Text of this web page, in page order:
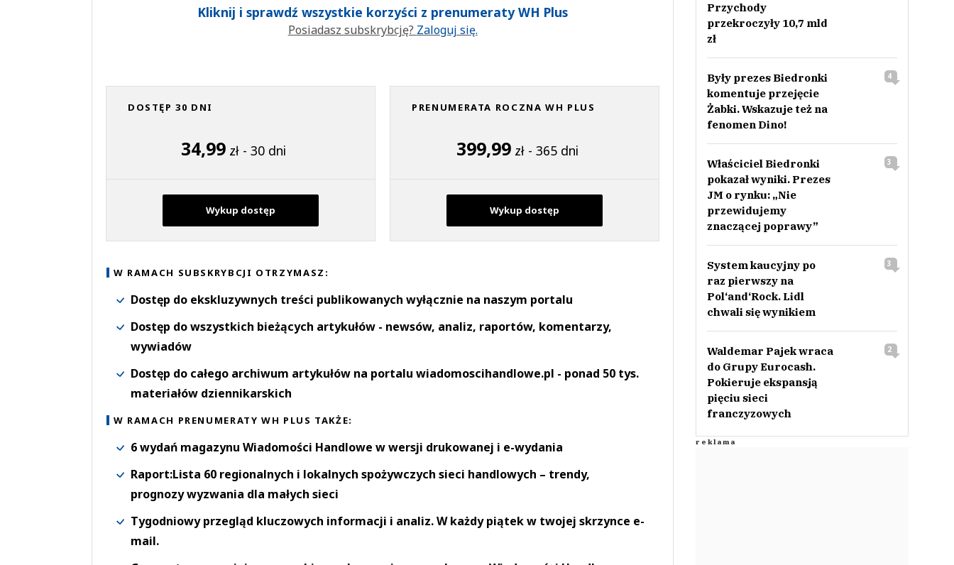
Kliknij i sprawdź wszystkie korzyści z prenumeraty WH Plus
Posiadasz subskrybcję? Zaloguj się.
DOSTĘP 30 DNI
34,99 zł - 30 dni
Wykup dostęp
PRENUMERATA ROCZNA WH PLUS
399,99 zł - 365 dni
Wykup dostęp
W RAMACH SUBSKRYBCJI OTRZYMASZ:
Dostęp do ekskluzywnych treści publikowanych wyłącznie na naszym portalu
Dostęp do wszystkich bieżących artykułów - newsów, analiz, raportów, komentarzy,
wywiadów
Dostęp do całego archiwum artykułów na portalu wiadomoscihandlowe.pl - ponad 50 tys.
materiałów dziennikarskich
W RAMACH PRENUMERATY WH PLUS TAKŻE:
6 wydań magazynu Wiadomości Handlowe w wersji drukowanej i e-wydania
Raport:Lista 60 regionalnych i lokalnych spożywczych sieci handlowych – trendy,
prognozy wyzwania dla małych sieci
Tygodniowy przegląd kluczowych informacji i analiz. W każdy piątek w twojej skrzynce e-
mail.
Przychody
przekroczyły 10,7 mld
zł
Były prezes Biedronki
komentuje przejęcie
Żabki. Wskazuje też na
fenomen Dino!
4
Właściciel Biedronki
pokazał wyniki. Prezes
JM o rynku: „Nie
przewidujemy
znaczącej poprawy”
3
System kaucyjny po
raz pierwszy na
Pol‘and‘Rock. Lidl
chwali się wynikiem
3
Waldemar Pajek wraca
do Grupy Eurocash.
Pokieruje ekspansją
pięciu sieci
franczyzowych
2